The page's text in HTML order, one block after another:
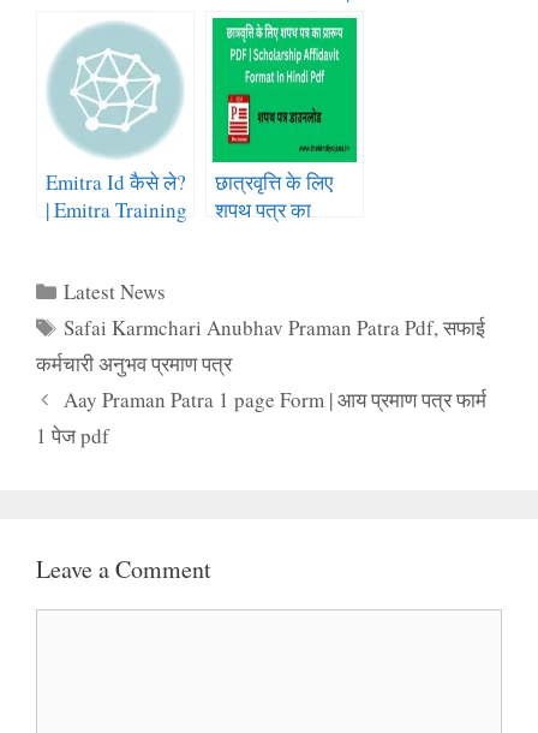
certificate 2022-
23 | income
certificate form
rajasthan pdf
2022-2023
आधार कार्ड चेक
ऑनलाइन
Emitra Id कैसे ले?
| Emitra Training
छात्रवृत्ति के लिए
शपथ पत्र का
In Hindi Pdf
Latest News
Safai Karmchari Anubhav Praman Patra Pdf,सफाई
कर्मचारी अनुभव प्रमाण पत्र
Aay Praman Patra 1 page Form | आय प्रमाण पत्र फार्म
1 पेज pdf
Leave a Comment